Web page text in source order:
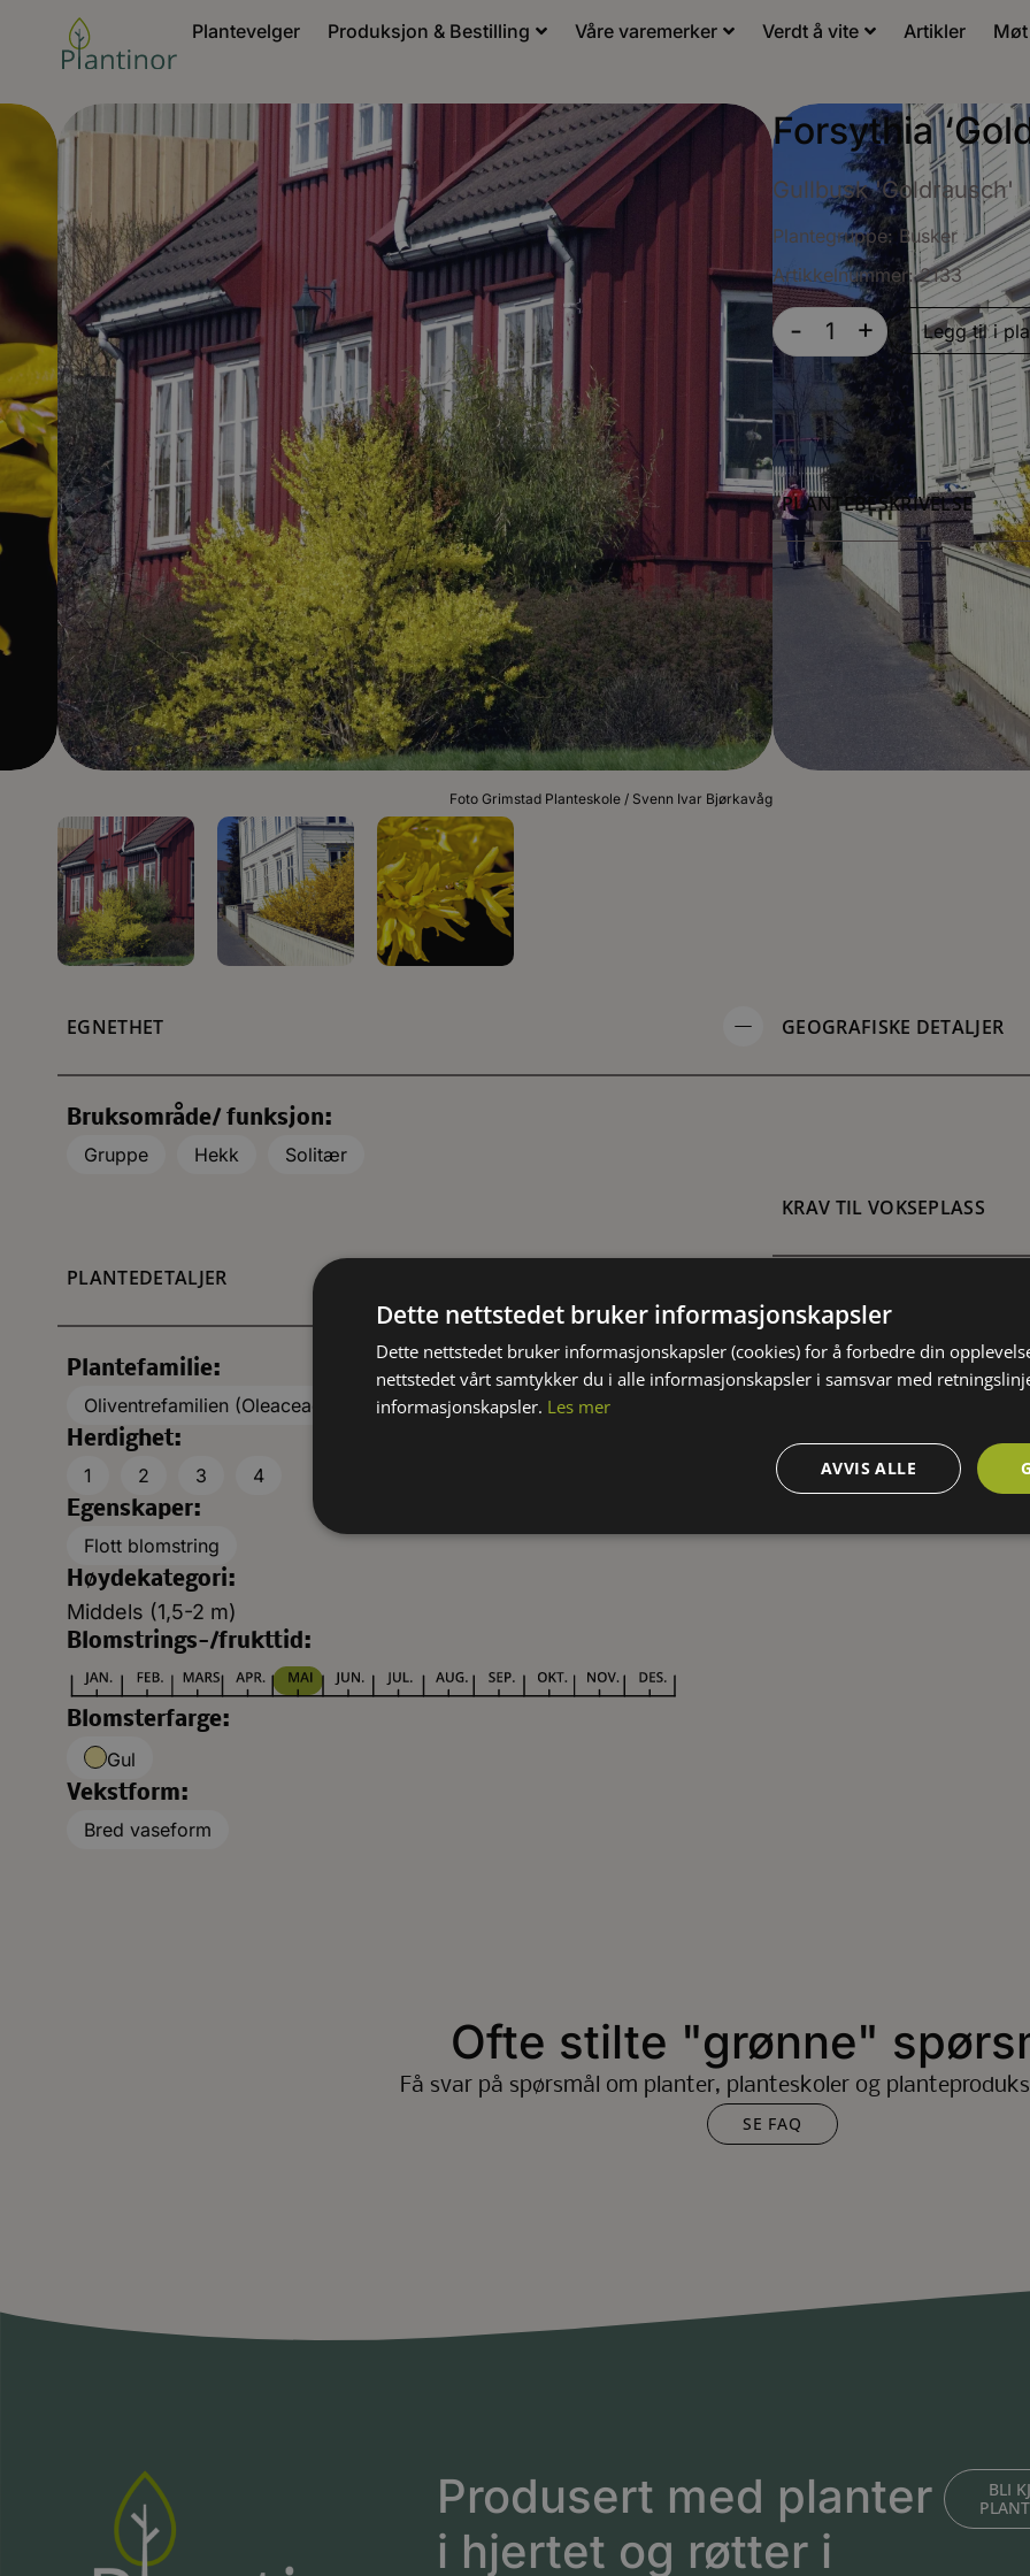
Plantevelger Produksjon & Bestilling Våre varemerker Verdt å vite Artikler
Foto Grimstad Planteskole / Svenn Ivar Bjørkavåg
Forsythia
Gullbusk 'Goldrausch'
Plantegruppe: Busker
Artikkelnummer: 2133
- + Legg til i
PLANTEBESKRIVELSE
EGNETHET
Bruksområde/ funksjon:
Gruppe
Hekk Solitær
PLANTEDETALJER
Plantefamilie:
Oliventrefamilien (Oleaceae)
Herdighet:
1
2 3
4
Egenskaper:
Flott blomstring
Høydekategori:
Middels (1,5-2 m)
Blomstrings-/frukttid:
Blomsterfarge:
Gul
Vekstform:
Bred vaseform
GEOGRAFISKE DETALJER
KRAV TIL VOKSEPLASS
Jordtype:
Jevnt fuktig
pH 5-7 (lett sur)
Ofte stilte "grønne"
Få svar på spørsmål om planter, planteskoler og
SE FAQ
Produsert med planter
i hjertet og røtter i
BLI
Dette nettstedet bruker informasjonskapsler
Dette nettstedet bruker informasjonskapsler (cookies) for å forbedre din
nettstedet vårt samtykker du i alle informasjonskapsler i samsvar med
informasjonskapsler. Les mer
AVVIS ALLE